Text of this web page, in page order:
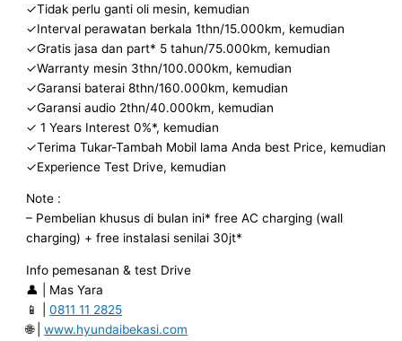
✓Tidak perlu ganti oli mesin, kemudian
✓Interval perawatan berkala 1thn/15.000km, kemudian
✓Gratis jasa dan part* 5 tahun/75.000km, kemudian
✓Warranty mesin 3thn/100.000km, kemudian
✓Garansi baterai 8thn/160.000km, kemudian
✓Garansi audio 2thn/40.000km, kemudian
✓ 1 Years Interest 0%*, kemudian
✓Terima Tukar-Tambah Mobil lama Anda best Price, kemudian
✓Experience Test Drive, kemudian
Note :
– Pembelian khusus di bulan ini* free AC charging (wall
charging) + free instalasi senilai 30jt*
Info pemesanan & test Drive
👤 | Mas Yara
📱 |0811 11 2825
🌐 |www.hyundaibekasi.com